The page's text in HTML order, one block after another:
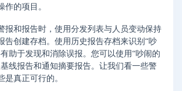
作的项目。
报和报告时，使用分发列表与人员变动保持
告创建存档。使用历史报告存档来识别“吵
助于发现和消除误报。您可以使用“吵闹的
线报告和通知摘要报告。让我们看一些警
是真正可行的。